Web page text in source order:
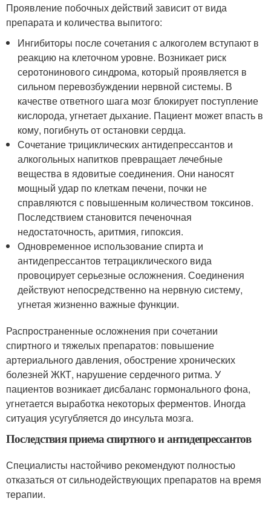
Проявление побочных действий зависит от вида
препарата и количества выпитого:
Ингибиторы после сочетания с алкоголем вступают в
реакцию на клеточном уровне. Возникает риск
серотонинового синдрома, который проявляется в
сильном перевозбуждении нервной системы. В
качестве ответного шага мозг блокирует поступление
кислорода, угнетает дыхание. Пациент может впасть в
кому, погибнуть от остановки сердца.
Сочетание трициклических антидепрессантов и
алкогольных напитков превращает лечебные
вещества в ядовитые соединения. Они наносят
мощный удар по клеткам печени, почки не
справляются с повышенным количеством токсинов.
Последствием становится печеночная
недостаточность, аритмия, гипоксия.
Одновременное использование спирта и
антидепрессантов тетрациклического вида
провоцирует серьезные осложнения. Соединения
действуют непосредственно на нервную систему,
угнетая жизненно важные функции.
Распространенные осложнения при сочетании
спиртного и тяжелых препаратов: повышение
артериального давления, обострение хронических
болезней ЖКТ, нарушение сердечного ритма. У
пациентов возникает дисбаланс гормонального фона,
угнетается выработка некоторых ферментов. Иногда
ситуация усугубляется до инсульта мозга.
Последствия приема спиртного и антидепрессантов
Специалисты настойчиво рекомендуют полностью
отказаться от сильнодействующих препаратов на время
терапии.